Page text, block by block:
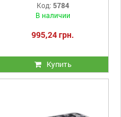
Код: 5784
В наличии
995,24 грн.
Купить